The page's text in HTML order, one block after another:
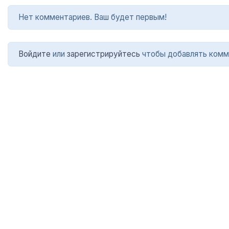
Нет комментариев. Ваш будет первым!
Войдите или зарегистрируйтесь чтобы добавлять